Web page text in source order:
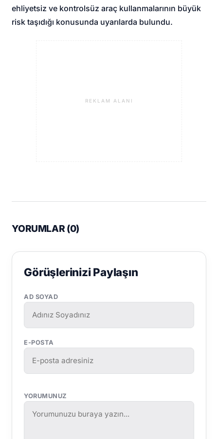
ehliyetsiz ve kontrolsüz araç kullanmalarının büyük
risk taşıdığı konusunda uyarılarda bulundu.
REKLAM ALANI
YORUMLAR (0)
Görüşlerinizi Paylaşın
AD SOYAD
E-POSTA
YORUMUNUZ